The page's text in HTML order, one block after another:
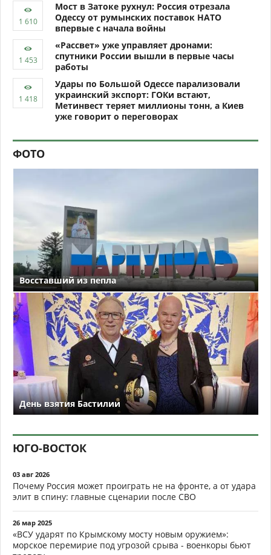
Мост в Затоке рухнул: Россия отрезала
Одессу от румынских поставок НАТО
впервые с начала войны
«Рассвет» уже управляет дронами:
спутники России вышли в первые часы
работы
Удары по Большой Одессе парализовали
украинский экспорт: ГОКи встают,
Метинвест теряет миллионы тонн, а Киев
уже говорит о переговорах
ФОТО
Восставший из пепла
День взятия Бастилии
ЮГО-ВОСТОК
03 авг 2026
Почему Россия может проиграть не на фронте, а от удара
элит в спину: главные сценарии после СВО
26 мар 2025
«ВСУ ударят по Крымскому мосту новым оружием»:
морское перемирие под угрозой срыва - военкоры бьют